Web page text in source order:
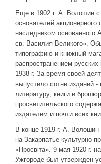
Еще в 1902 г. А. Волошин
основателей
наследником основанного
св. Василия Великого».
типографию и книжный
распространением
1938 г. За время своей
выпустило сотни изданий
литературу, книги и
просветительского
издателем и почти всех
В конце 1919 г. А. Волошин
на Закарпатье культурно-
«Просвіта». 9 мая 1920 г.
Ужгороде был утвержден